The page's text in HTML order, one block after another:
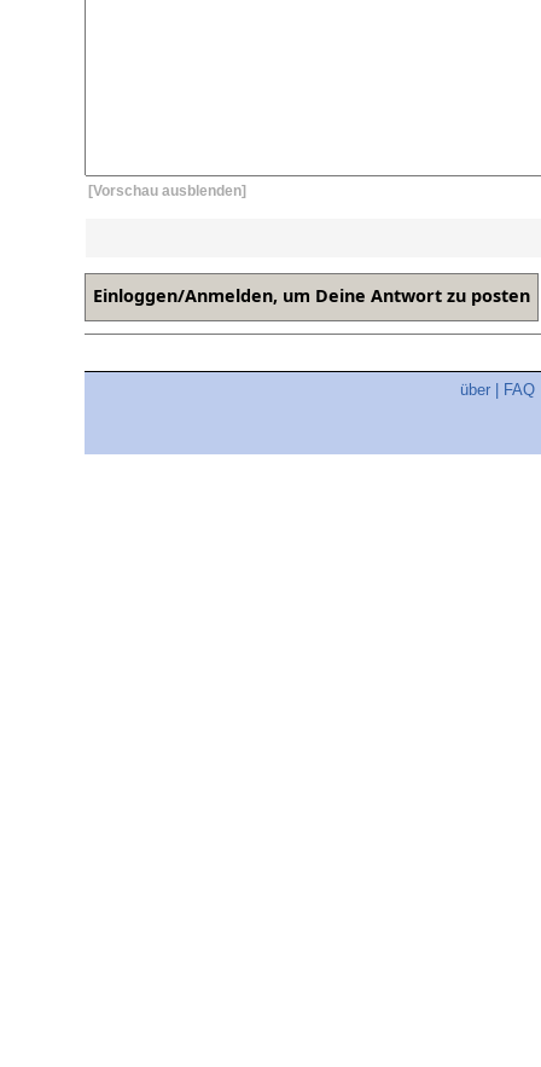
[Vorschau ausblenden]
über FAQ